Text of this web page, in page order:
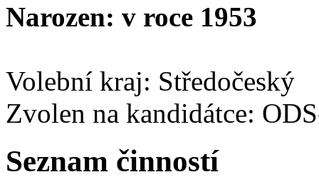
Narozen: v roce 1953
Volební kraj: Středočeský
Zvolen na kandidátce:
Seznam činností